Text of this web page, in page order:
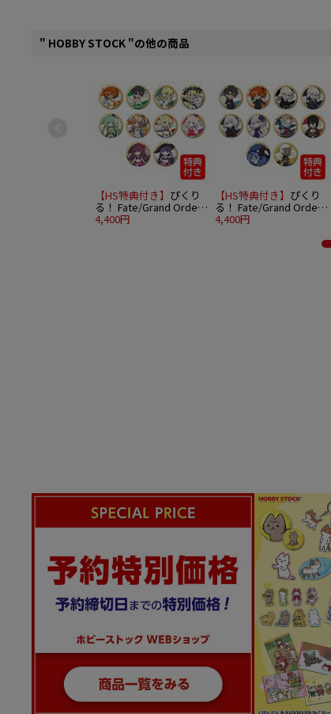
" HOBBY STOCK "の他の商品
【HS特典付き】 ぴくり
る！ Fate/Grand Order
トレーディング缶バッジ
4,400円
【HS特典付き】 ぴくり
る！ Fate/Grand Order
トレーディング缶バッジ
4,400円